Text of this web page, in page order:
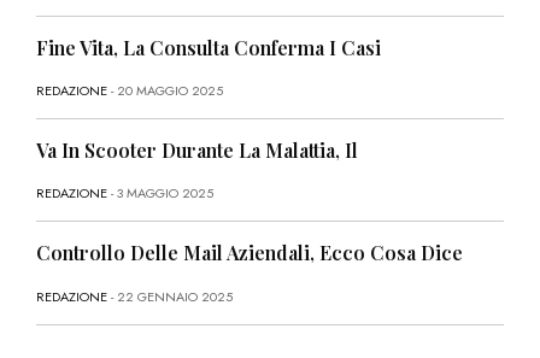
Fine Vita, La Consulta Conferma I Casi
REDAZIONE- 20 MAGGIO 2025
Va In Scooter Durante La Malattia, Il
REDAZIONE- 3 MAGGIO 2025
Controllo Delle Mail Aziendali, Ecco Cosa Dice
REDAZIONE- 22 GENNAIO 2025